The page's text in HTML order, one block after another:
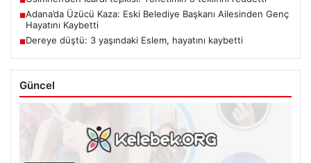
■Adana’da Üzücü Kaza: Eski Belediye Başkanı Ailesinden Genç
Hayatını Kaybetti
■Dereye düştü: 3 yaşındaki Eslem, hayatını kaybetti
Güncel